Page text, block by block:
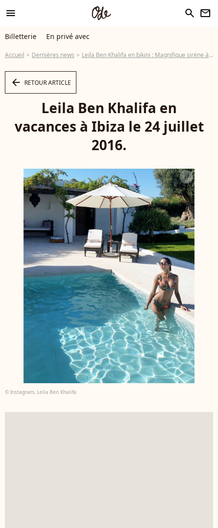
menu search newsletter
Billetterie En privé avec
Accueil Dernières news Leila Ben Khalifa en bikini : Magnifique sirène à Ibiza avant Secret Story 10
arrow_left RETOUR ARTICLE
Leila Ben Khalifa en
vacances à Ibiza le 24 juillet
2016.
© Instagram, Leila Ben Khalifa